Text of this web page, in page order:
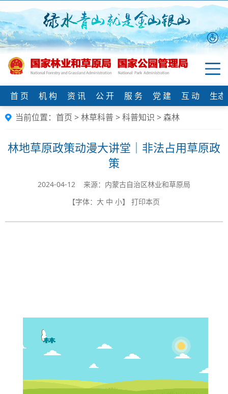
首 页 机 构 资 讯 公 开 服 务 党 建 互 动
生
当前位置： 首页 >林草科普>科普知识 >森林
林地草原政策动漫大讲堂｜非法占用草原政
策
2024-04-12 来源：内蒙古自治区林业和草原局
【字体： 大 中 小】 打印本页